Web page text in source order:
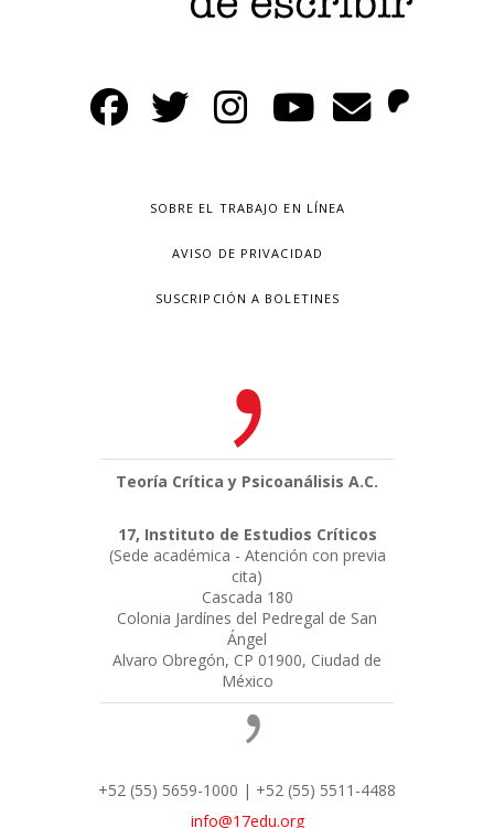
SOBRE EL TRABAJO EN LÍNEA
AVISO DE PRIVACIDAD
SUSCRIPCIÓN A BOLETINES
Teoría Crítica y Psicoanálisis A.C.
17, Instituto de Estudios Críticos
(Sede académica - Atención con previa
cita)
Cascada 180
Colonia Jardínes del Pedregal de San
Ángel
Alvaro Obregón, CP 01900, Ciudad de
México
+52 (55) 5659-1000 | +52 (55) 5511-4488
info@17edu.org